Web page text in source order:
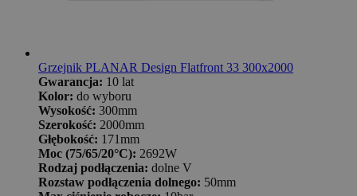
Grzejnik PLANAR Design Flatfront 33 300x2000
Gwarancja: 10 lat
Kolor: do wyboru
Wysokość: 300mm
Szerokość: 2000mm
Głębokość: 171mm
Moc (75/65/20°C): 2692W
Rodzaj podłączenia: dolne V
Rozstaw podłączenia dolnego: 50mm